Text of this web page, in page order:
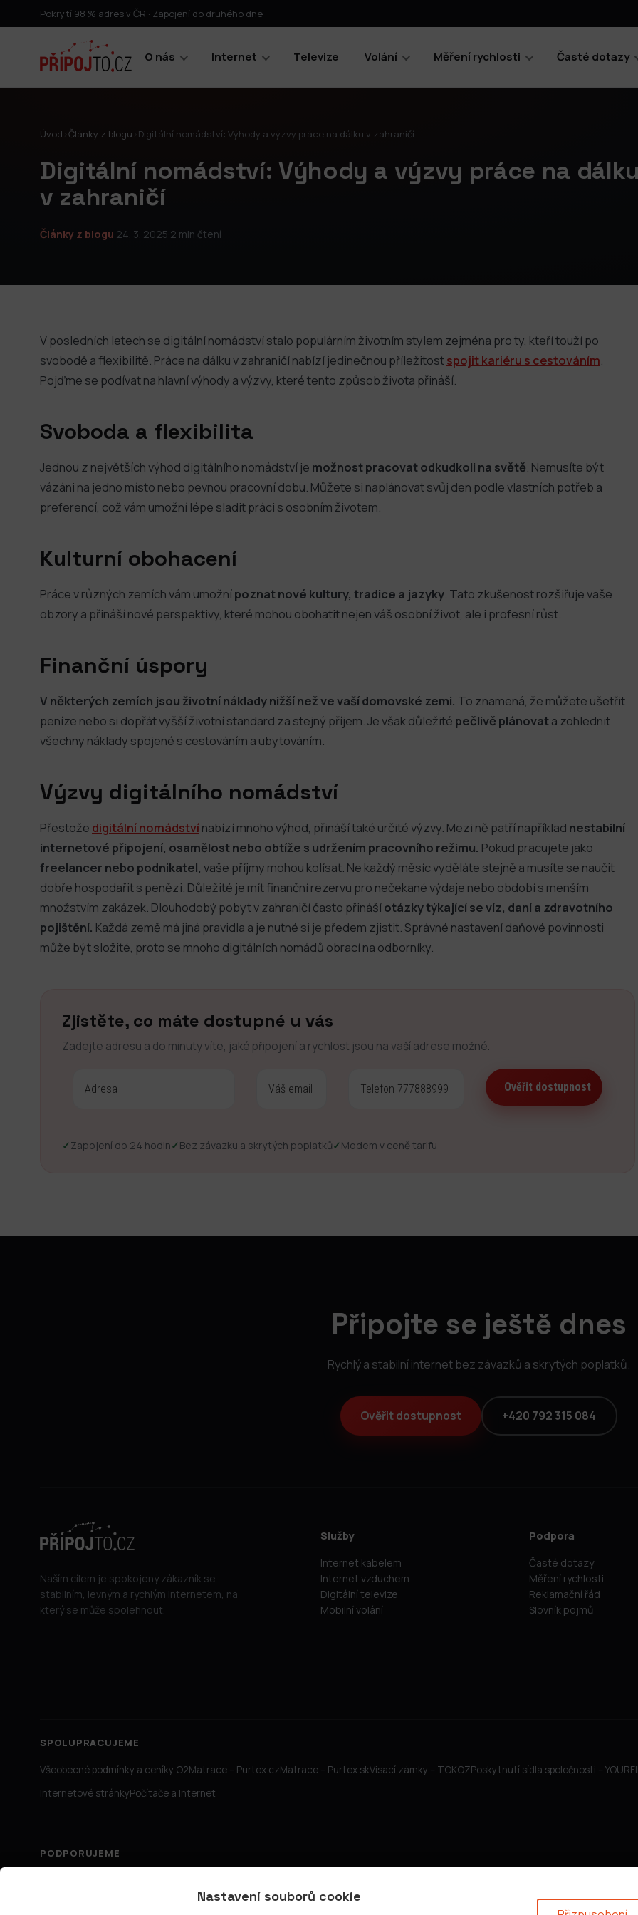
Pokrytí 98 % adres v ČR · Zapojení do druhého dne
O nás Internet Televize Volání Měření rychlosti Časté dotazy
Úvod Články z blogu Digitální nomádství: Výhody a výzvy práce na dálku v zahraničí
Digitální nomádství: Výhody a výzvy práce na dálku
v zahraničí
Články z blogu·24. 3. 2025·2 min čtení
V posledních letech se digitální nomádství stalo populárním životním stylem zejména pro ty, kteří touží po
svobodě a flexibilitě. Práce na dálku v zahraničí nabízí jedinečnou příležitostspojit kariéru s cestováním
Pojďme se podívat na hlavní výhody a výzvy, které tento způsob života přináší.
Svoboda a flexibilita
Jednou z největších výhod digitálního nomádství je možnost pracovat odkudkoli na světě . Nemusíte být
vázáni na jedno místo nebo pevnou pracovní dobu. Můžete si naplánovat svůj den podle vlastních potřeb a
preferencí, což vám umožní lépe sladit práci s osobním životem.
Kulturní obohacení
Práce v různých zemích vám umožnípoznat nové kultury, tradice a jazyky . Tato zkušenost rozšiřuje vaše
obzory a přináší nové perspektivy, které mohou obohatit nejen váš osobní život, ale i profesní růst.
Finanční úspory
V některých zemích jsou životní náklady nižší než ve vaší domovské zemi. To znamená, že můžete ušetřit
peníze nebo si dopřát vyšší životní standard za stejný příjem. Je však důležité pečlivě plánovata zohlednit
všechny náklady spojené s cestováním a ubytováním.
Výzvy digitálního nomádství
Přestože digitální nomádstvínabízí mnoho výhod, přináší také určité výzvy. Mezi ně patří například nestabilní
internetové připojení, osamělost nebo obtíže s udržením pracovního režimu. Pokud pracujete jako
freelancer nebo podnikatel, vaše příjmy mohou kolísat. Ne každý měsíc vyděláte stejně a musíte se naučit
dobře hospodařit s penězi. Důležité je mít finanční rezervu pro nečekané výdaje nebo období s menším
množstvím zakázek. Dlouhodobý pobyt v zahraničí často přinášíotázky týkající se víz, daní a zdravotního
pojištění. Každá země má jiná pravidla a je nutné si je předem zjistit. Správné nastavení daňové povinnosti
může být složité, proto se mnoho digitálních nomádů obrací na odborníky.
Zjistěte, co máte dostupné u vás
Zadejte adresu a do minuty víte, jaké připojení a rychlost jsou na vaší adrese možné.
✓Zapojení do 24 hodin✓Bez závazku a skrytých poplatků✓Modem v ceně tarifu
Připojte se ještě dnes
Rychlý a stabilní internet bez závazků a skrytých poplatků.
Ověřit dostupnost +420 792 315 084
Naším cílem je spokojený zákazník se
stabilním, levným a rychlým internetem, na
který se může spolehnout.
Služby
Internet kabelem
Internet vzduchem
Digitální televize
Mobilní volání
Podpora
Časté dotazy
Měření rychlosti
Reklamační řád
Slovník pojmů
SPOLUPRACUJEME
Všeobecné podmínky a ceníky O2Matrace – Purtex.czMatrace – Purtex.skVisací zámky – TOKOZPoskytnutí sídla společnosti –
Internetové stránkyPočítače a Internet
PODPORUJEME
Nastavení souborů cookie